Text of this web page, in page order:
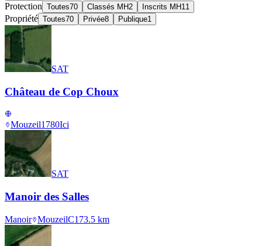
Protection Toutes70 Classés MH2 Inscrits MH11
Propriété Toutes70 Privée8 Publique1
SAT
Château de Cop Choux
Mouzeil1780Ici
SAT
Manoir des Salles
Manoir MouzeilC173.5 km